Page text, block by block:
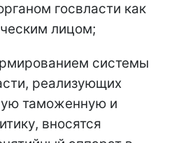
госвласти как
лицом;
системы
реализующих
таможенную и
вносятся